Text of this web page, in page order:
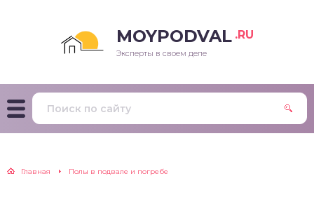
MOYPODVAL .RU
Эксперты в своем деле
Главная Полы в подвале и погребе